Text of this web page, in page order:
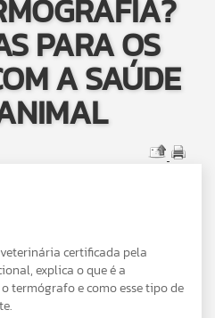
PARA OS
A SAÚDE
certificada pela
explica o que é a
termógrafo e como esse tipo de